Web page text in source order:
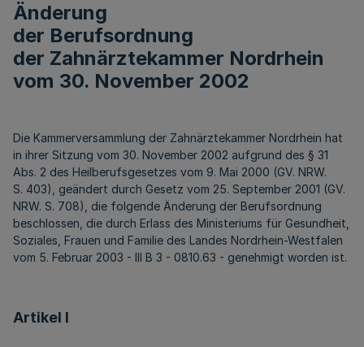
Änderung
der Berufsordnung
der Zahnärztekammer Nordrhein
vom 30. November 2002
Die Kammerversammlung der Zahnärztekammer Nordrhein hat
in ihrer Sitzung vom 30. November 2002 aufgrund des § 31
Abs. 2 des Heilberufsgesetzes vom 9. Mai 2000 (GV. NRW.
S. 403), geändert durch Gesetz vom 25. September 2001 (GV.
NRW. S. 708), die folgende Änderung der Berufsordnung
beschlossen, die durch Erlass des Ministeriums für Gesundheit,
Soziales, Frauen und Familie des Landes Nordrhein-Westfalen
vom 5. Februar 2003 - III B 3 - 0810.63 - genehmigt worden ist.
Artikel I